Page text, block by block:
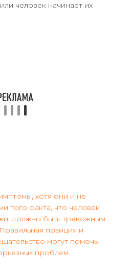
человек начинает их
хотя они и не
того факта, что человек
должны быть тревожным
позиция и
могут помочь
проблем.